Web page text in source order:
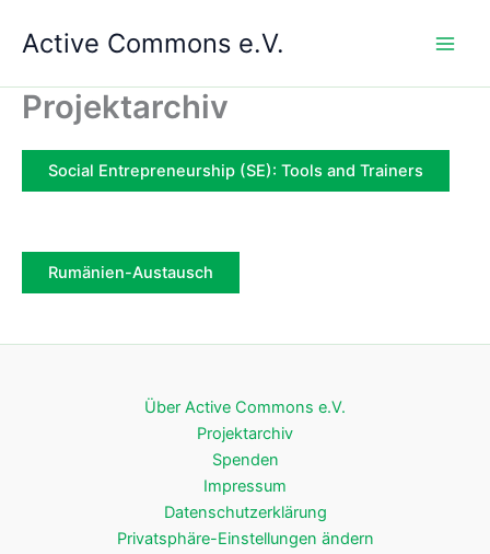
InhaltActive Commons e.V.
Projektarchiv
Social Entrepreneurship (SE): Tools and Trainers
Rumänien-Austausch
Über Active Commons e.V.
Projektarchiv
Spenden
Impressum
Datenschutzerklärung
Privatsphäre-Einstellungen ändern